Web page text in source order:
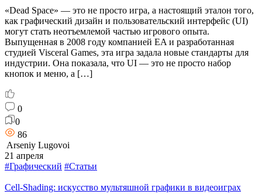
«Dead Space» — это не просто игра, а настоящий эталон того,
как графический дизайн и пользовательский интерфейс (UI)
могут стать неотъемлемой частью игрового опыта.
Выпущенная в 2008 году компанией EA и разработанная
студией Visceral Games, эта игра задала новые стандарты для
индустрии. Она показала, что UI — это не просто набор
кнопок и меню, а […]
0
0
86
Arseniy Lugovoi
21 апреля
#Графический #Статьи
Cell-Shading: искусство мультяшной графики в видеоиграх